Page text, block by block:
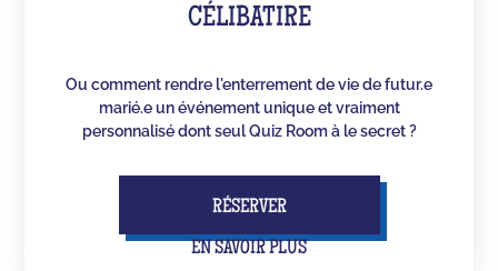
CÉLIBATIRE
Ou comment rendre l'enterrement de vie de futur.e
marié.e un événement unique et vraiment
personnalisé dont seul Quiz Room à le secret ?
RÉSERVER
EN SAVOIR PLUS